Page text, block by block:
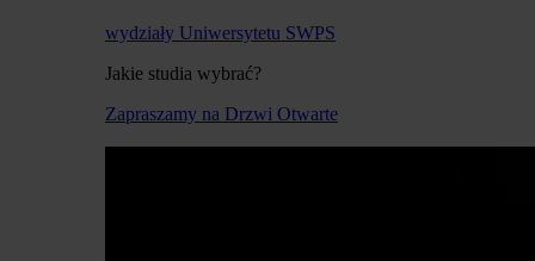
wydziały Uniwersytetu SWPS
Jakie studia wybrać?
Zapraszamy na Drzwi Otwarte